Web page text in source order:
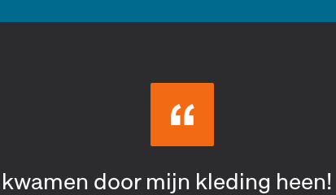
beschermende kleding moet